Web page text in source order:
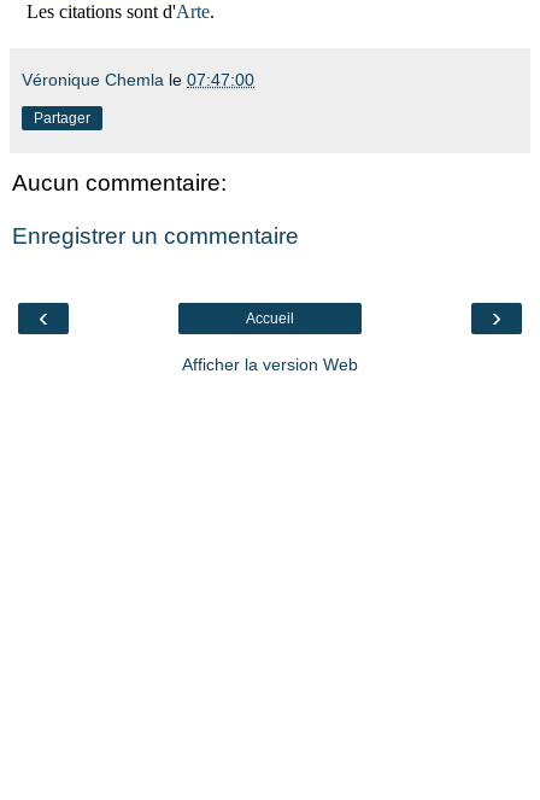
Les citations sont d'Arte.
Véronique Chemla le 07:47:00
Partager
Aucun commentaire:
Enregistrer un commentaire
‹ ›
Accueil
Afficher la version Web